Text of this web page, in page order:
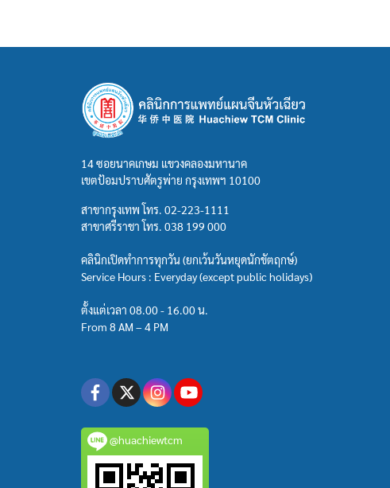
14 ซอยนาคเกษม แขวงคลองมหานาค
เขตป้อมปราบศัตรูพ่าย กรุงเทพฯ 10100
สาขากรุงเทพ โทร. 02-223-1111
สาขาศรีราชา โทร. 038 199 000
คลินิกเปิดทำการทุกวัน (ยกเว้นวันหยุดนักขัตฤกษ์)
Service Hours : Everyday (except public holidays)
ตั้งแต่เวลา 08.00 - 16.00 น.
From 8 AM – 4 PM
@huachiewtcm